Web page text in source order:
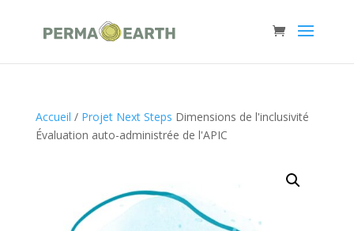
Accueil / Projet Next Steps Dimensions de l'inclusivité
Évaluation auto-administrée de l'APIC